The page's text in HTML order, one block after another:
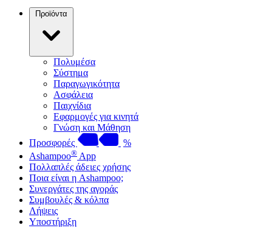
Προϊόντα
Πολυμέσα
Σύστημα
Παραγωγικότητα
Ασφάλεια
Παιχνίδια
Εφαρμογές για κινητά
Γνώση και Μάθηση
Προσφορές
%
Ashampoo® App
Πολλαπλές άδειες χρήσης
Ποια είναι η Ashampoo;
Συνεργάτες της αγοράς
Συμβουλές & κόλπα
Λήψεις
Υποστήριξη